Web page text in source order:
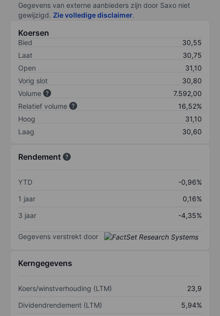
Gegevens van externe aanbieders zijn door Saxo niet
gewijzigd. Zie volledige disclaimer.
Koersen
Bied
30,55
Laat
30,75
Open
31,10
Vorig slot
30,80
Volume
7.592,00
Relatief volume
16,52%
Hoog
31,10
Laag
30,60
Rendement
YTD
-0,96%
1 jaar
0,16%
3 jaar
-4,35%
Gegevens verstrekt door
Kerngegevens
Koers/winstverhouding (LTM)
23,9
Dividendrendement (LTM)
5,94%